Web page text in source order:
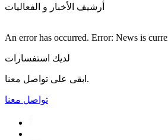
أرشيف الأخبار و الفعاليات
An error has occurred. Error: News is
لديك استفسارات
ابقى على تواصل معنا.
تواصل معنا